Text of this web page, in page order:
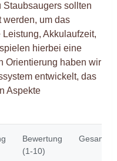
Staubsaugers sollten
werden, um das
Akkulaufzeit,
hierbei eine
Orientierung haben wir
entwickelt, das
Aspekte
Bewertung
(1-10)